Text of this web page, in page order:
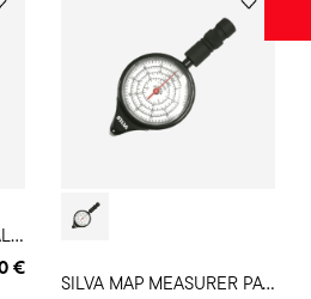
L
EZYNE GRAVEL DIGITAL DRIVE pompa
€
S
ILVA MAP MEASURER PATH žemėlapio atstumo matuoklis